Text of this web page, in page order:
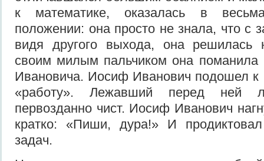
к математике, оказалась в весьма
положении: она просто не знала, что с
видя другого выхода, она решилась
своим милым пальчиком она
Ивановича. Иосиф Иванович подошел к
«работу». Лежавший перед ней
первозданно чист. Иосиф Иванович
кратко: «Пиши, дура!» И
задач.